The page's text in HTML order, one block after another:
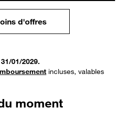
d'offres
01/2029.
incluses, valables
moment